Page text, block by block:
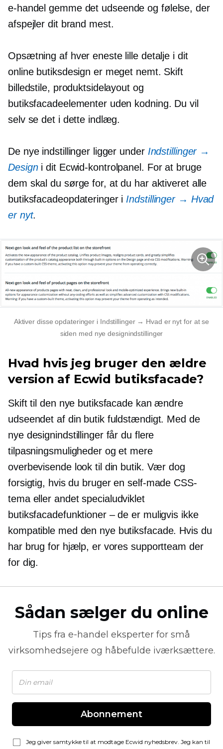
e-handel gemme det udseende og følelse, der
afspejler dit brand mest.
Opsætning af hver eneste lille detalje i dit
online butiksdesign er meget nemt. Skift
billedstile, produktsidelayout og
butiksfacadeelementer uden kodning. Du vil
selv se det i dette indlæg.
De nye indstillinger ligger under Indstillinger →
Designi dit Ecwid-kontrolpanel. For at bruge
dem skal du sørge for, at du har aktiveret alle
butiksfacadeopdateringer i Indstillinger → Hvad
er nyt.
Aktiver disse opdateringer i Indstillinger → Hvad er nyt for at se
siden med nye designindstillinger
Hvad hvis jeg bruger den ældre
version af Ecwid butiksfacade?
Skift til den nye butiksfacade kan ændre
udseendet af din butik fuldstændigt. Med de
nye designindstillinger får du flere
tilpasningsmuligheder og et mere
overbevisende look til din butik. Vær dog
forsigtig, hvis du bruger enself-made CSS-
tema eller andetspecialudviklet
butiksfacadefunktioner – de er muligvis ikke
kompatible med den nye butiksfacade. Hvis du
har brug for hjælp, er vores supportteam der
for dig.
Sådan sælger du online
Tips fra e-handel eksperter for små
virksomhedsejere og håbefulde iværksættere.
Abonnement
Jeg giver samtykke til at modtage Ecwid nyhedsbrev. Jeg kan til